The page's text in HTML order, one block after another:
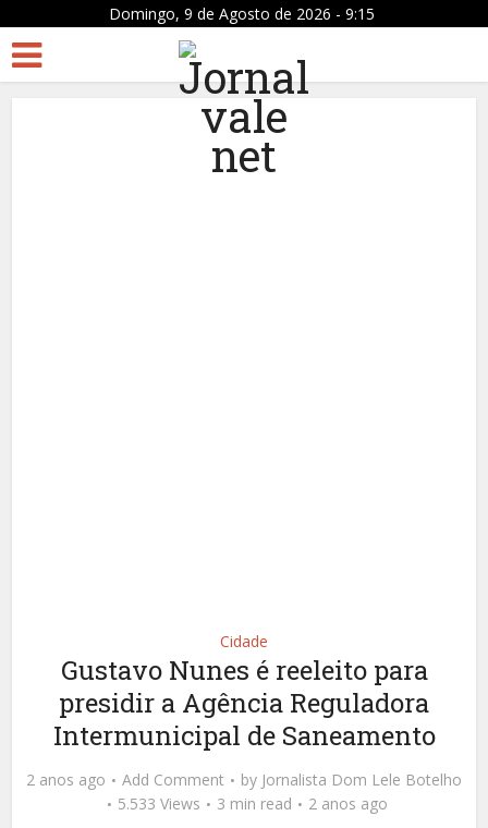
Domingo, 9 de Agosto de 2026 - 9:15
Cidade
Gustavo Nunes é reeleito para
presidir a Agência Reguladora
Intermunicipal de Saneamento
2 anos ago Add Comment by Jornalista Dom Lele Botelho
5.533 Views
3 min read 2 anos ago